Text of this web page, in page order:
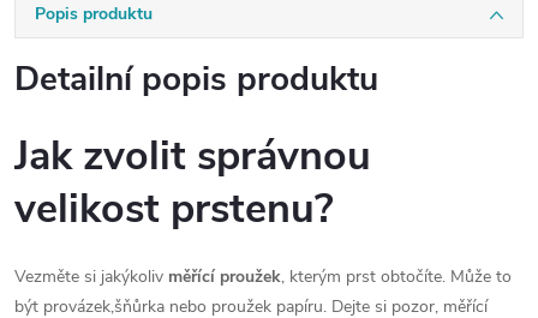
Popis produktu
Detailní popis produktu
Jak zvolit správnou
velikost prstenu?
Vezměte si jakýkoliv měřící proužek, kterým prst obtočíte. Může to
být provázek,šňůrka nebo proužek papíru. Dejte si pozor, měřící